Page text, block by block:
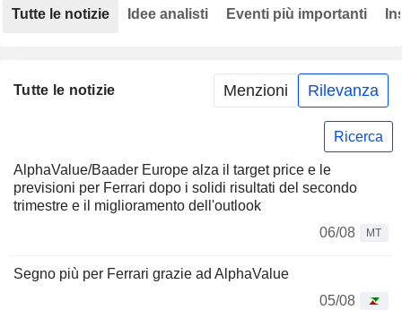
Tutte le notizie Menzioni Rilevanza
Ricerca
AlphaValue/Baader Europe alza il target price e le
previsioni per Ferrari dopo i solidi risultati del secondo
trimestre e il miglioramento dell'outlook
06/08
MT
Segno più per Ferrari grazie ad AlphaValue
05/08
Tutte le notizie Idee analisti Eventi più importanti